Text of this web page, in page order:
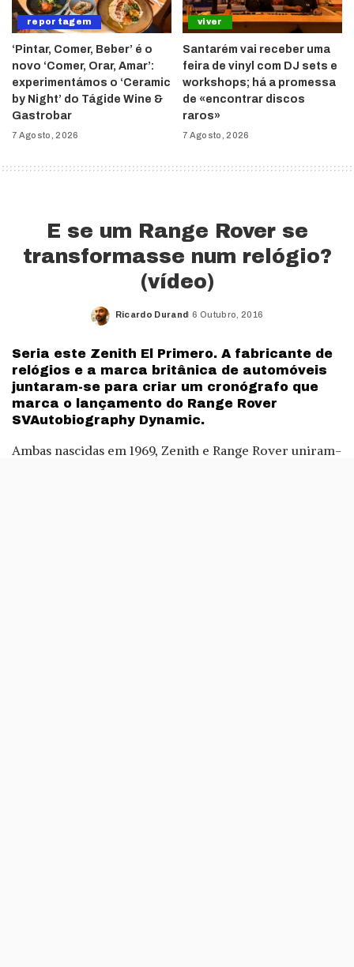
reportagem
‘Pintar, Comer, Beber’ é o
novo ‘Comer, Orar, Amar’:
experimentámos o ‘Ceramic
by Night’ do Tágide Wine &
Gastrobar
7 Agosto, 2026
viver
Santarém vai receber uma
feira de vinyl com DJ sets e
workshops; há a promessa
de «encontrar discos
raros»
7 Agosto, 2026
E se um Range Rover se
transformasse num relógio?
(vídeo)
Posted
Ricardo Durand 6 Outubro, 2016
Seria este Zenith El Primero. A fabricante de
relógios e a marca britânica de automóveis
juntaram-se para criar um cronógrafo que
marca o lançamento do Range Rover
SVAutobiography Dynamic.
Ambas nascidas em 1969, Zenith e Range Rover uniram-